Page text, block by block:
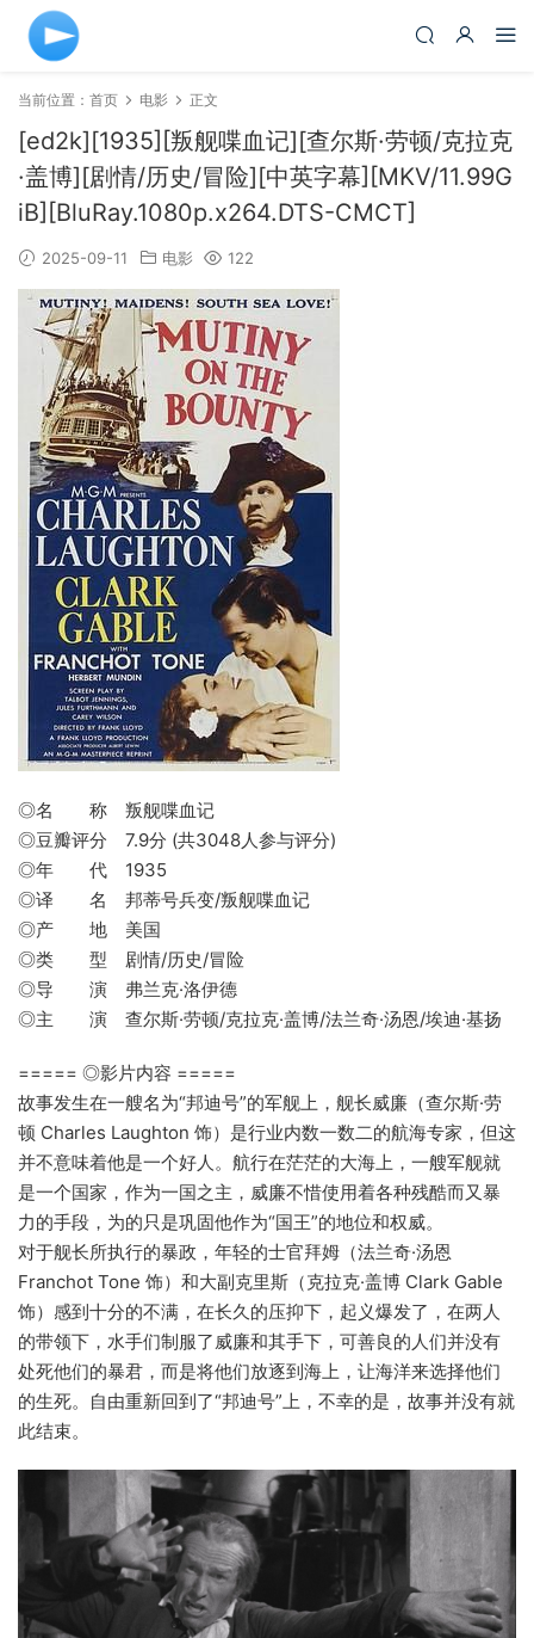
当前位置： 首页 电影 正文
[ed2k][1935][叛舰喋血记][查尔斯·劳顿/克拉克
·盖博][剧情/历史/冒险][中英字幕][MKV/11.99G
iB][BluRay.1080p.x264.DTS-CMCT]
2025-09-11 电影 122
◎名 称 叛舰喋血记
◎豆瓣评分 7.9分 (共3048人参与评分)
◎年 代 1935
◎译 名 邦蒂号兵变/叛舰喋血记
◎产 地 美国
◎类 型 剧情/历史/冒险
◎导 演 弗兰克·洛伊德
◎主 演 查尔斯·劳顿/克拉克·盖博/法兰奇·汤恩/埃迪·基扬
===== ◎影片内容 =====
故事发生在一艘名为“邦迪号”的军舰上，舰长威廉（查尔斯·劳
顿 Charles Laughton 饰）是行业内数一数二的航海专家，但这
并不意味着他是一个好人。航行在茫茫的大海上，一艘军舰就
是一个国家，作为一国之主，威廉不惜使用着各种残酷而又暴
力的手段，为的只是巩固他作为“国王”的地位和权威。
对于舰长所执行的暴政，年轻的士官拜姆（法兰奇·汤恩
Franchot Tone 饰）和大副克里斯（克拉克·盖博 Clark Gable
饰）感到十分的不满，在长久的压抑下，起义爆发了，在两人
的带领下，水手们制服了威廉和其手下，可善良的人们并没有
处死他们的暴君，而是将他们放逐到海上，让海洋来选择他们
的生死。自由重新回到了“邦迪号”上，不幸的是，故事并没有就
此结束。